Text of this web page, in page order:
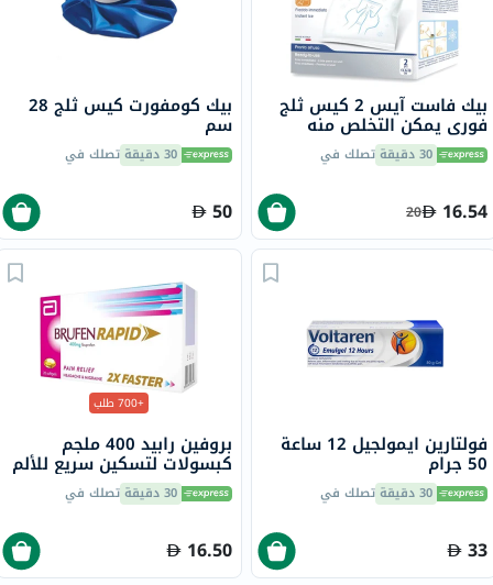
بيك فاست آيس 2 كيس ثلج
فوري يمكن التخلص منه
30 دقيقة تصلك في
16.54
20
بيك كومفورت كيس ثلج 28
سم
30 دقيقة تصلك في
50
فولتارين ايمولجيل 12 ساعة
50 جرام
30 دقيقة تصلك في
33
+700 طلب
بروفين رابيد 400 ملجم
كبسولات لتسكين سريع للألم
حزمة من 20
30 دقيقة تصلك في
16.50